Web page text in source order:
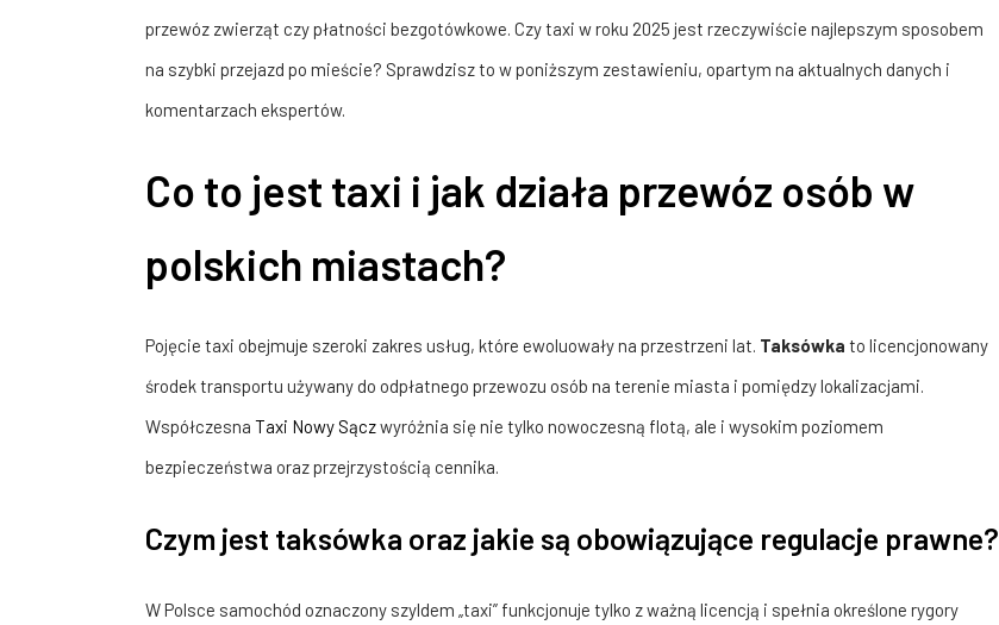
przewóz zwierząt czy płatności bezgotówkowe. Czy taxi w roku 2025 jest rzeczywiście najlepszym sposobem
na szybki przejazd po mieście? Sprawdzisz to w poniższym zestawieniu, opartym na aktualnych danych i
komentarzach ekspertów.
Co to jest taxi i jak działa przewóz osób w
polskich miastach?
Pojęcie taxi obejmuje szeroki zakres usług, które ewoluowały na przestrzeni lat. Taksówka to licencjonowany
środek transportu używany do odpłatnego przewozu osób na terenie miasta i pomiędzy lokalizacjami.
Współczesna Taxi Nowy Sączwyróżnia się nie tylko nowoczesną flotą, ale i wysokim poziomem
bezpieczeństwa oraz przejrzystością cennika.
Czym jest taksówka oraz jakie są obowiązujące regulacje prawne?
W Polsce samochód oznaczony szyldem „taxi” funkcjonuje tylko z ważną licencją i spełnia określone rygory